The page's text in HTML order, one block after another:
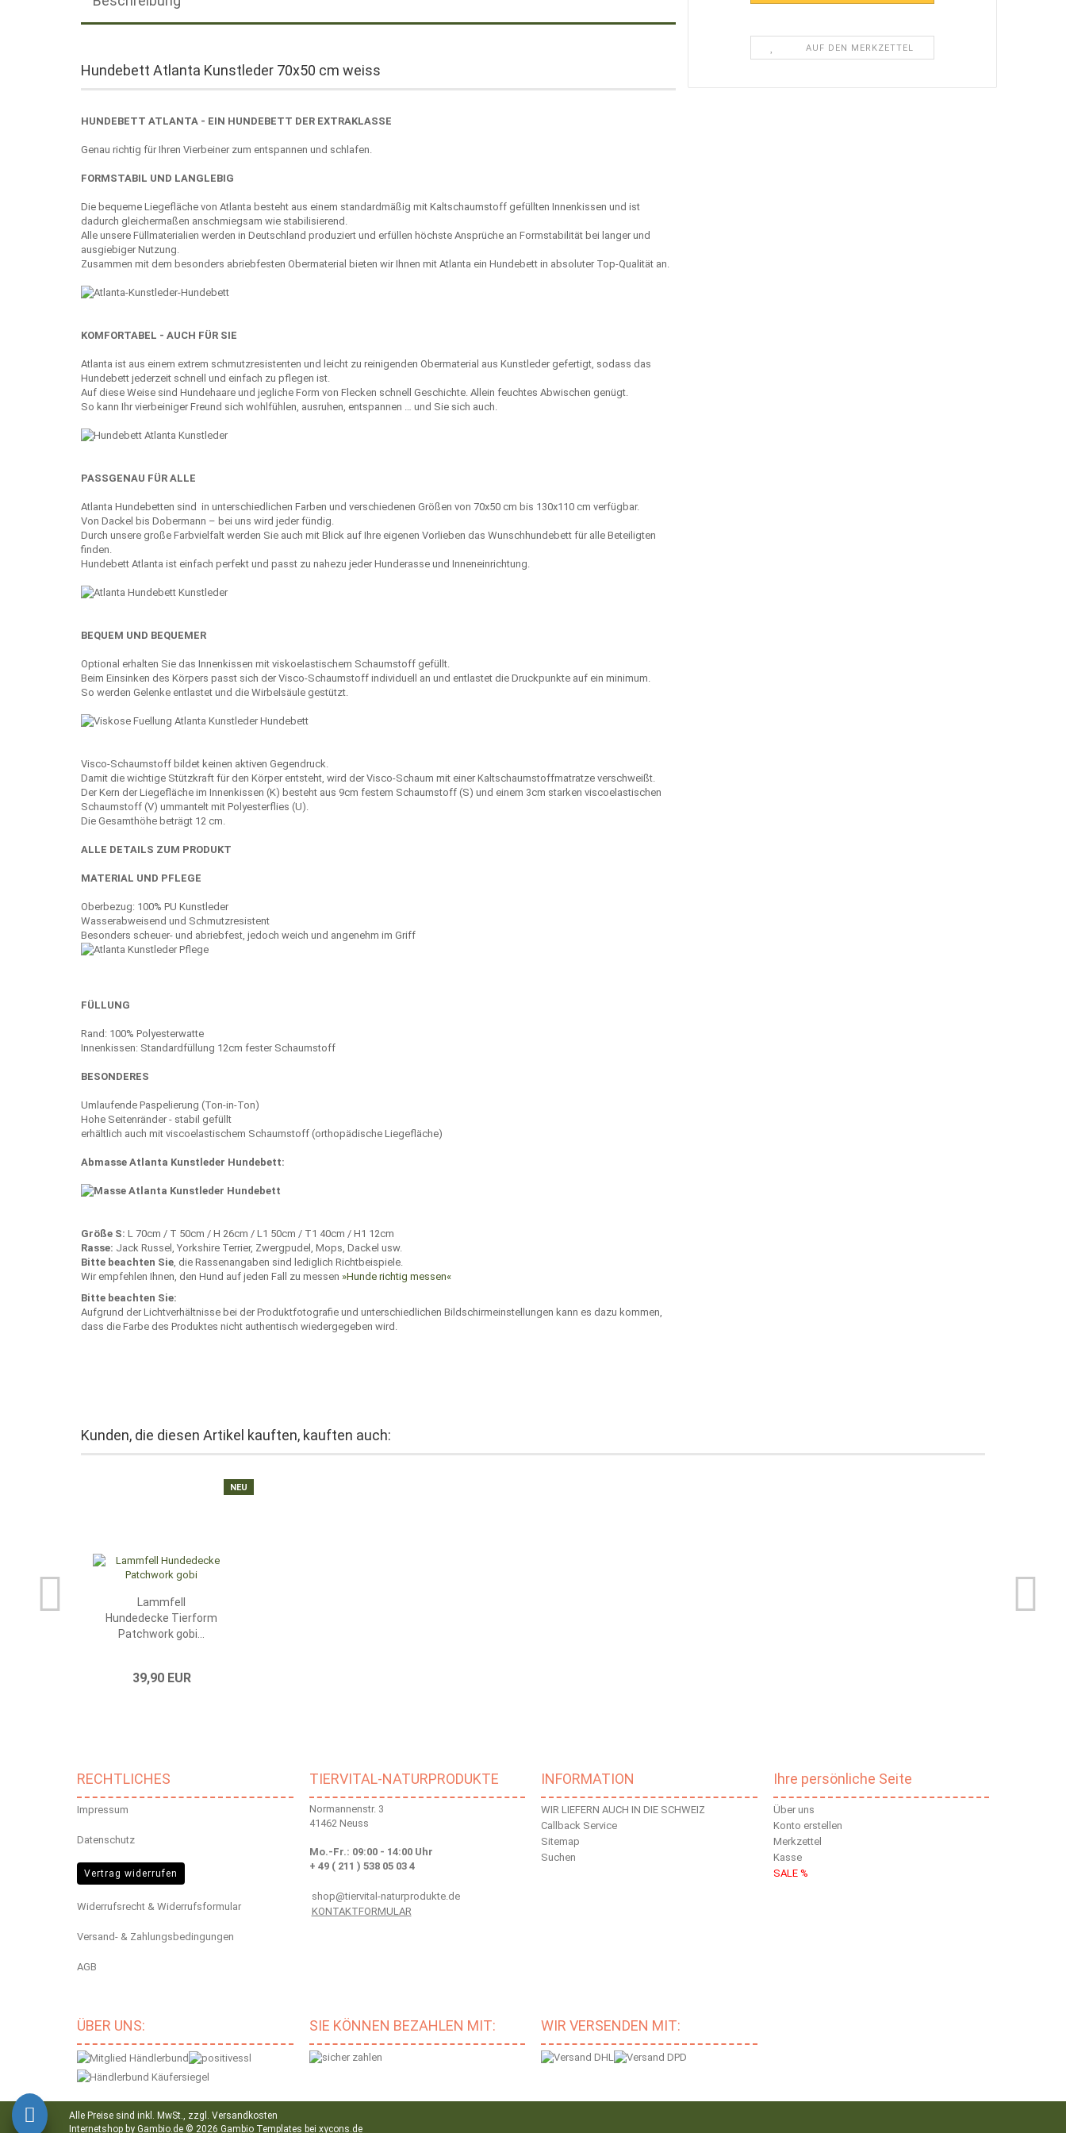
AUF DEN MERKZETTEL
Hundebett Atlanta Kunstleder 70x50 cm weiss
HUNDEBETT ATLANTA - EIN HUNDEBETT DER EXTRAKLASSE
Genau richtig für Ihren Vierbeiner zum entspannen und schlafen.
FORMSTABIL UND LANGLEBIG
Die bequeme Liegefläche von Atlanta besteht aus einem standardmäßig mit Kaltschaumstoff gefüllten Innenkissen und ist
dadurch gleichermaßen anschmiegsam wie stabilisierend.
Alle unsere Füllmaterialien werden in Deutschland produziert und erfüllen höchste Ansprüche an Formstabilität bei langer und
ausgiebiger Nutzung.
Zusammen mit dem besonders abriebfesten Obermaterial bieten wir Ihnen mit Atlanta ein Hundebett in absoluter Top-Qualität an.
KOMFORTABEL - AUCH FÜR SIE
Atlanta ist aus einem extrem schmutzresistenten und leicht zu reinigenden Obermaterial aus Kunstleder gefertigt, sodass das
Hundebett jederzeit schnell und einfach zu pflegen ist.
Auf diese Weise sind Hundehaare und jegliche Form von Flecken schnell Geschichte. Allein feuchtes Abwischen genügt.
So kann Ihr vierbeiniger Freund sich wohlfühlen, ausruhen, entspannen … und Sie sich auch.
PASSGENAU FÜR ALLE
Atlanta Hundebetten sind in unterschiedlichen Farben und verschiedenen Größen von 70x50 cm bis 130x110 cm verfügbar.
Von Dackel bis Dobermann – bei uns wird jeder fündig.
Durch unsere große Farbvielfalt werden Sie auch mit Blick auf Ihre eigenen Vorlieben das Wunschhundebett für alle Beteiligten
finden.
Hundebett Atlanta ist einfach perfekt und passt zu nahezu jeder Hunderasse und Inneneinrichtung.
BEQUEM UND BEQUEMER
Optional erhalten Sie das Innenkissen mit viskoelastischem Schaumstoff gefüllt.
Beim Einsinken des Körpers passt sich der Visco-Schaumstoff individuell an und entlastet die Druckpunkte auf ein minimum.
So werden Gelenke entlastet und die Wirbelsäule gestützt.
Visco-Schaumstoff bildet keinen aktiven Gegendruck.
Damit die wichtige Stützkraft für den Körper entsteht, wird der Visco-Schaum mit einer Kaltschaumstoffmatratze verschweißt.
Der Kern der Liegefläche im Innenkissen (K) besteht aus 9cm festem Schaumstoff (S) und einem 3cm starken viscoelastischen
Schaumstoff (V) ummantelt mit Polyesterflies (U).
Die Gesamthöhe beträgt 12 cm.
ALLE DETAILS ZUM PRODUKT
MATERIAL UND PFLEGE
Oberbezug: 100% PU Kunstleder
Wasserabweisend und Schmutzresistent
Besonders scheuer- und abriebfest, jedoch weich und angenehm im Griff
FÜLLUNG
Rand: 100% Polyesterwatte
Innenkissen: Standardfüllung 12cm fester Schaumstoff
BESONDERES
Umlaufende Paspelierung (Ton-in-Ton)
Hohe Seitenränder - stabil gefüllt
erhältlich auch mit viscoelastischem Schaumstoff (orthopädische Liegefläche)
Abmasse Atlanta Kunstleder Hundebett:
Größe S: L 70cm / T 50cm / H 26cm / L1 50cm / T1 40cm / H1 12cm
Rasse: Jack Russel, Yorkshire Terrier, Zwergpudel, Mops, Dackel usw.
Bitte beachten Sie, die Rassenangaben sind lediglich Richtbeispiele.
Wir empfehlen Ihnen, den Hund auf jeden Fall zu messen »Hunde richtig messen«
Bitte beachten Sie:
Aufgrund der Lichtverhältnisse bei der Produktfotografie und unterschiedlichen Bildschirmeinstellungen kann es dazu kommen,
dass die Farbe des Produktes nicht authentisch wiedergegeben wird.
Kunden, die diesen Artikel kauften, kauften auch:
NEU
Lammfell
Hundedecke Tierform
Patchwork gobi...
39,90 EUR
RECHTLICHES
Impressum
Datenschutz
Vertrag widerrufen
Widerrufsrecht & Widerrufsformular
Versand- & Zahlungsbedingungen
AGB
TIERVITAL-NATURPRODUKTE
Normannenstr. 3
41462 Neuss
Mo.-Fr.: 09:00 - 14:00 Uhr
+ 49 ( 211 ) 538 05 03 4
shop@tiervital-naturprodukte.de
KONTAKTFORMULAR
INFORMATION
WIR LIEFERN AUCH IN DIE SCHWEIZ
Callback Service
Sitemap
Suchen
Ihre persönliche Seite
Über uns
Konto erstellen
Merkzettel
Kasse
SALE %
ÜBER UNS: SIE KÖNNEN BEZAHLEN MIT: WIR VERSENDEN MIT:
Alle Preise sind inkl. MwSt., zzgl. Versandkosten
Internetshop by Gambio.de © 2026 Gambio Templates bei xycons.de